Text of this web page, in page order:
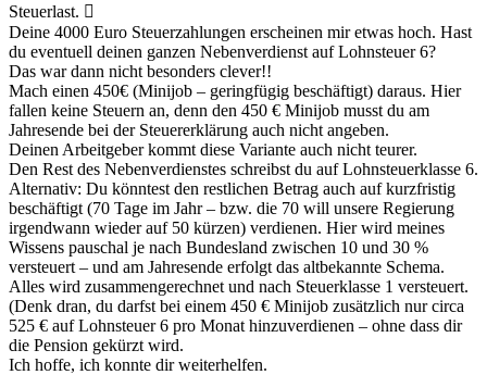
Steuerlast. 
Deine 4000 Euro Steuerzahlungen erscheinen mir etwas hoch. Hast
du eventuell deinen ganzen Nebenverdienst auf Lohnsteuer 6?
Das war dann nicht besonders clever!!
Mach einen 450€ (Minijob – geringfügig beschäftigt) daraus. Hier
fallen keine Steuern an, denn den 450 € Minijob musst du am
Jahresende bei der Steuererklärung auch nicht angeben.
Deinen Arbeitgeber kommt diese Variante auch nicht teurer.
Den Rest des Nebenverdienstes schreibst du auf Lohnsteuerklasse 6.
Alternativ: Du könntest den restlichen Betrag auch auf kurzfristig
beschäftigt (70 Tage im Jahr – bzw. die 70 will unsere Regierung
irgendwann wieder auf 50 kürzen) verdienen. Hier wird meines
Wissens pauschal je nach Bundesland zwischen 10 und 30 %
versteuert – und am Jahresende erfolgt das altbekannte Schema.
Alles wird zusammengerechnet und nach Steuerklasse 1 versteuert.
(Denk dran, du darfst bei einem 450 € Minijob zusätzlich nur circa
525 € auf Lohnsteuer 6 pro Monat hinzuverdienen – ohne dass dir
die Pension gekürzt wird.
Ich hoffe, ich konnte dir weiterhelfen.